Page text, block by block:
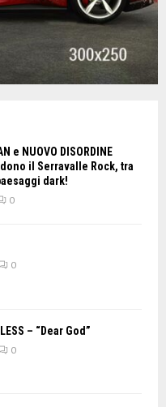
e NUOVO DISORDINE
il Serravalle Rock, tra
dark!
0
0
– “Dear God”
0